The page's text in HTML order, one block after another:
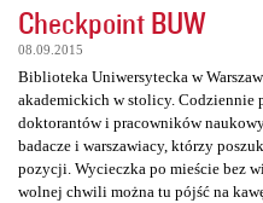
Checkpoint BUW
08.09.2015
Biblioteka Uniwersytecka w
akademickich w stolicy. Codziennie
doktorantów i pracowników
badacze i warszawiacy, którzy
pozycji. Wycieczka po mieście bez
wolnej chwili można tu pójść na